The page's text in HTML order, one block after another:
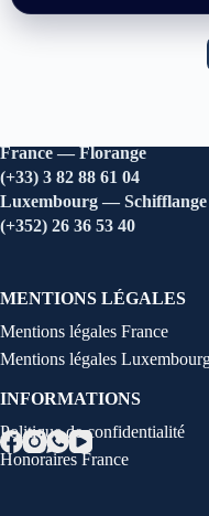
France — Florange
(+33) 3 82 88 61 04
Luxembourg — Schifflange
(+352) 26 36 53 40
MENTIONS LÉGALES
Mentions légales France
Mentions légales
INFORMATIONS
Politique de confidentialité
Honoraires France